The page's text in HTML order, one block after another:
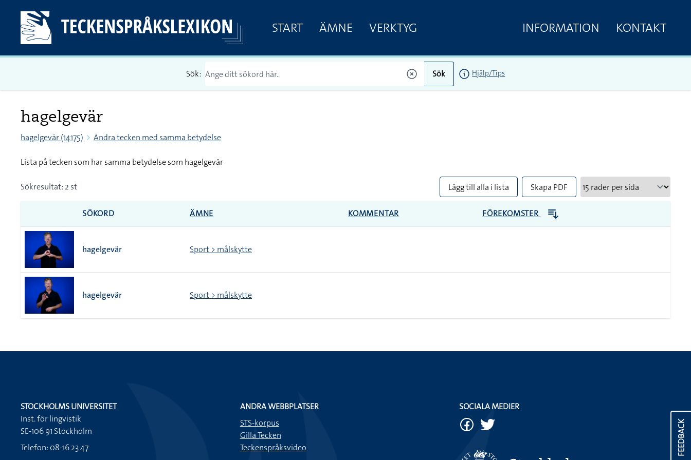
START ÄMNE VERKTYG INFORMATION KONTAKT
Sök: Sök Hjälp/Tips
hagelgevär
hagelgevär (14175) Andra tecken med samma betydelse
Lista på tecken som har samma betydelse som hagelgevär
Sökresultat: 2 st Lägg till alla i lista Skapa PDF
SÖKORD ÄMNE KOMMENTAR FÖREKOMSTER
hagelgevär Sport > målskytte
hagelgevär Sport > målskytte
FEEDBACK
STOCKHOLMS UNIVERSITET
Inst. för lingvistik
SE-106 91 Stockholm
Telefon: 08-16 23 47
ANDRA WEBBPLATSER
STS-korpus
Gilla Tecken
Teckenspråksvideo
SOCIALA MEDIER